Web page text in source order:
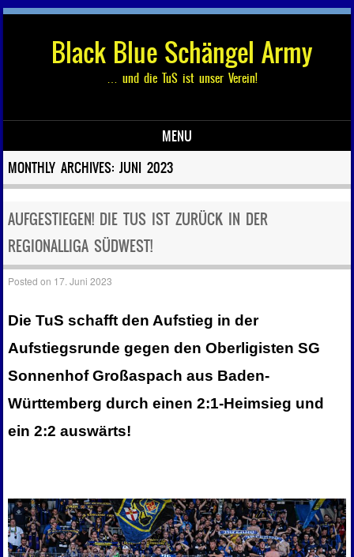
Black Blue Schängel Army
… und die TuS ist unser Verein!
MENU
Skip to content
MONTHLY ARCHIVES:JUNI 2023
AUFGESTIEGEN! DIE TUS IST ZURÜCK IN DER
REGIONALLIGA SÜDWEST!
Posted on 17. Juni 2023
Die TuS schafft den Aufstieg in der
Aufstiegsrunde gegen den Oberligisten SG
Sonnenhof Großaspach aus Baden-
Württemberg durch einen 2:1-Heimsieg und
ein 2:2 auswärts!